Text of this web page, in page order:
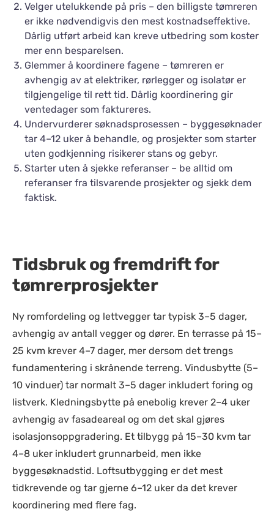
Velger utelukkende på pris – den billigste tømreren
er ikke nødvendigvis den mest kostnadseffektive.
Dårlig utført arbeid kan kreve utbedring som koster
mer enn besparelsen.
Glemmer å koordinere fagene – tømreren er
avhengig av at elektriker, rørlegger og isolatør er
tilgjengelige til rett tid. Dårlig koordinering gir
ventedager som faktureres.
Undervurderer søknadsprosessen – byggesøknader
tar 4–12 uker å behandle, og prosjekter som starter
uten godkjenning risikerer stans og gebyr.
Starter uten å sjekke referanser – be alltid om
referanser fra tilsvarende prosjekter og sjekk dem
faktisk.
Tidsbruk og fremdrift for
tømrerprosjekter
Ny romfordeling og lettvegger tar typisk 3–5 dager,
avhengig av antall vegger og dører. En terrasse på 15–
25 kvm krever 4–7 dager, mer dersom det trengs
fundamentering i skrånende terreng. Vindusbytte (5–
10 vinduer) tar normalt 3–5 dager inkludert foring og
listverk. Kledningsbytte på enebolig krever 2–4 uker
avhengig av fasadeareal og om det skal gjøres
isolasjonsoppgradering. Et tilbygg på 15–30 kvm tar
4–8 uker inkludert grunnarbeid, men ikke
byggesøknadstid. Loftsutbygging er det mest
tidkrevende og tar gjerne 6–12 uker da det krever
koordinering med flere fag.